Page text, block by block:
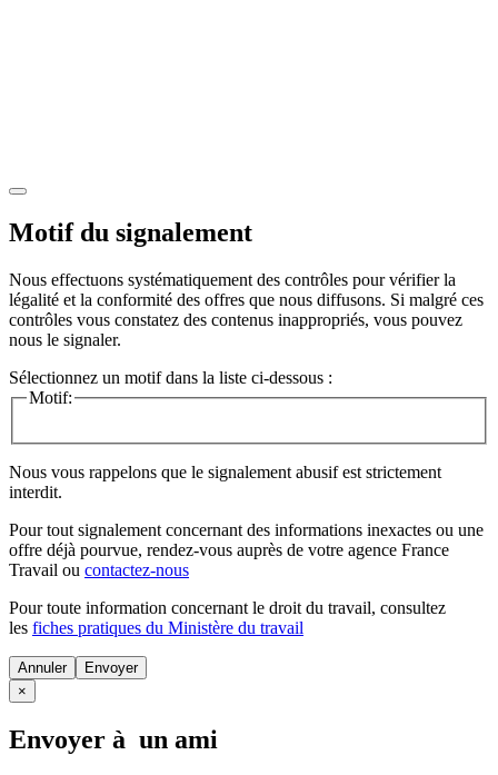
Motif du signalement
Nous effectuons systématiquement des contrôles pour vérifier la
légalité et la conformité des offres que nous diffusons. Si malgré ces
contrôles vous constatez des contenus inappropriés, vous pouvez
nous le signaler.
Sélectionnez un motif dans la liste ci-dessous :
Motif:
Nous vous rappelons que le signalement abusif est strictement
interdit.
Pour tout signalement concernant des informations inexactes ou une
offre déjà pourvue, rendez-vous auprès de votre agence France
Travail ou contactez-nous
Pour toute information concernant le droit du travail, consultez
les fiches pratiques du Ministère du travail
Annuler
×
Envoyer à un ami